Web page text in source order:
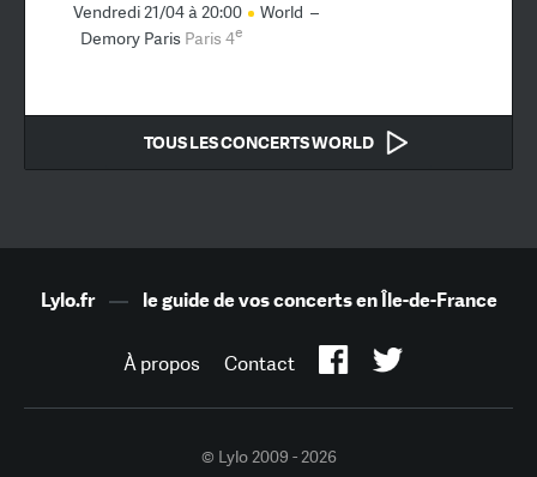
Vendredi 21/04 à 20:00 World –
Demory Paris Paris 4e
TOUS LES CONCERTS WORLD
Lylo.fr— le guide de vos concerts en Île-de-France
À propos Contact
© Lylo 2009 - 2026